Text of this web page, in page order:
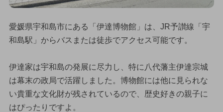
愛媛県宇和島市にある「伊達博物館」は、JR予讃線「宇
和島駅」からバスまたは徒歩でアクセス可能です。
伊達家は宇和島の発展に尽力し、特に八代藩主伊達宗城
は幕末の政局で活躍しました。博物館には他に見られな
い貴重な文化財が残されているので、歴史好きの親子に
はぴったりですよ。